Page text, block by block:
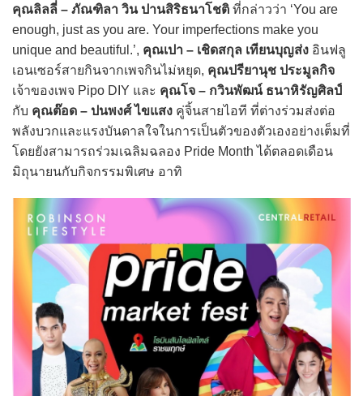
คุณลิลลี่ – ภัณฑิลา วิน ปานสิริธนาโชติ ที่กล่าวว่า ‘You are
enough, just as you are. Your imperfections make you
unique and beautiful.’, คุณเปา – เชิดสกุล เทียนบุญส่ง อินฟลู
เอนเซอร์สายกินจากเพจกินไม่หยุด, คุณปรียานุช ประมูลกิจ
เจ้าของเพจ Pipo DIY และ คุณโจ – กวินพัฒน์ ธนาหิรัญศิลป์
กับ คุณต๊อด – ปนพงศ์ ไขแสง คู่จิ้นสายไอที ที่ต่างร่วมส่งต่อ
พลังบวกและแรงบันดาลใจในการเป็นตัวของตัวเองอย่างเต็มที่
โดยยังสามารถร่วมเฉลิมฉลอง Pride Month ได้ตลอดเดือน
มิถุนายนกับกิจกรรมพิเศษ อาทิ